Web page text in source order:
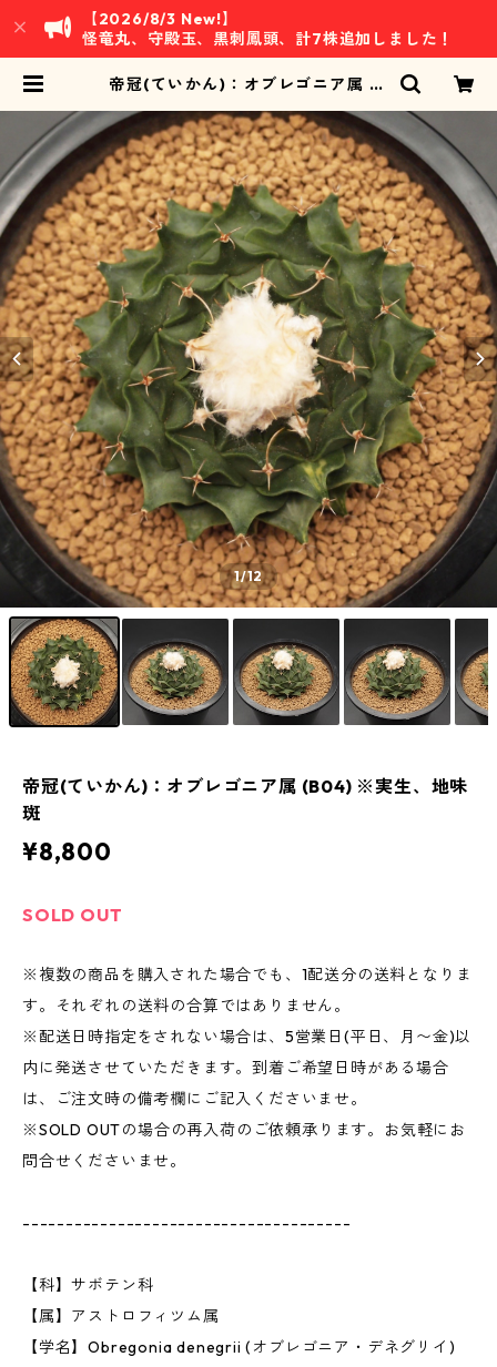
【2026/8/3 New!】
怪竜丸、守殿玉、黒刺鳳頭、計7株追加しました！
帝冠(ていかん)：オブレゴニア属 (B
OKU
1/12
帝冠(ていかん)：オブレゴニア属 (B04) ※実生、地味
斑
¥8,800
SOLD OUT
※複数の商品を購入された場合でも、1配送分の送料となりま
す。それぞれの送料の合算ではありません。
※配送日時指定をされない場合は、5営業日(平日、月〜金)以
内に発送させていただきます。到着ご希望日時がある場合
は、ご注文時の備考欄にご記入くださいませ。
※SOLD OUTの場合の再入荷のご依頼承ります。お気軽にお
問合せくださいませ。
--------------------------------------
【科】サボテン科
【属】アストロフィツム属
【学名】Obregonia denegrii (オブレゴニア・デネグリイ)